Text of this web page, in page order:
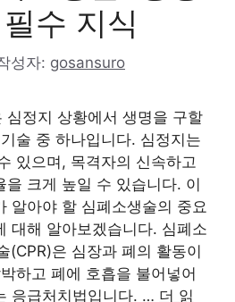
수 지식
성자: gosansuro
심정지 상황에서 생명을 구할
술 중 하나입니다. 심정지는
있으며, 목격자의 신속하고
을 크게 높일 수 있습니다. 이
알아야 할 심폐소생술의 중요
대해 알아보겠습니다. 심폐소
(CPR)은 심장과 폐의 활동이
하고 폐에 호흡을 불어넣어
응급처치법입니다. … 더 읽